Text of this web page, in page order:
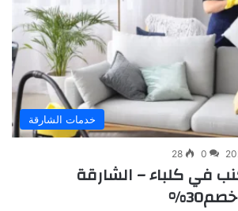
خدمات الشارقة
0
28
في كلباء – الشارقة